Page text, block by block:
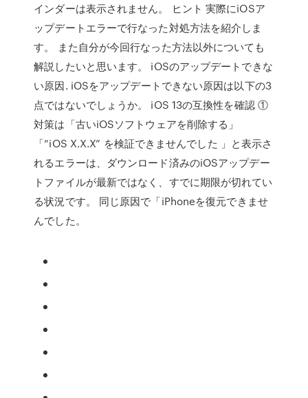
インダーは表示されません。 ヒント 実際にiOSア
ップデートエラーで行なった対処方法を紹介しま
す。 また自分が今回行なった方法以外についても
解説したいと思います。 iOSのアップデートできな
い原因. iOSをアップデートできない原因は以下の3
点ではないでしょうか。 iOS 13の互換性を確認 ①
対策は「古いiOSソフトウェアを削除する」
「“iOS X.X.X” を検証できませんでした 」と表示さ
れるエラーは、ダウンロード済みのiOSアップデー
トファイルが最新ではなく、すでに期限が切れてい
る状況です。 同じ原因で「iPhoneを復元できませ
んでした。